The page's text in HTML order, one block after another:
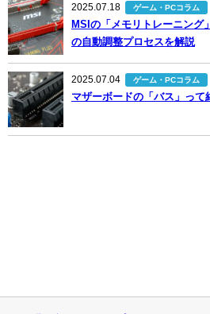
2025.07.18 ゲーム・PCコラム
MSIの「メモリトレーニング
の自動調整プロセスを解説
2025.07.04 ゲーム・PCコラム
マザーボードの「バス」って